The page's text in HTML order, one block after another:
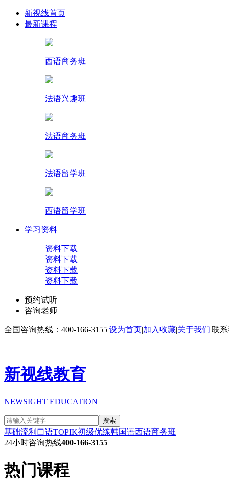
新视线首页
最新课程
西语商务班
法语兴趣班
法语商务班
法语留学班
西语留学班
学习资料
资料下载
资料下载
资料下载
资料下载
预约试听
咨询老师
全国咨询热线：400-166-3155|设为首页|加入收藏|关于我们|联
新视线教育
NEWSIGHT EDUCATION
搜索
基础流利口语TOPIK初级优练韩国语西语商务班
24小时咨询热线400-166-3155
热门课程